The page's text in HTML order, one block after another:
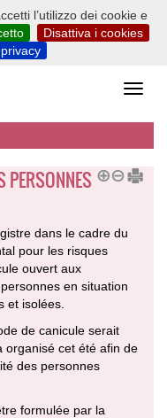
l’utilizzo dei cookie e
Disattiva i cookies
PERSONNES
dans le cadre du
pour les risques
ouvert aux
en situation
et isolées.
de canicule serait
organisé cet été afin de
des personnes
formulée par la